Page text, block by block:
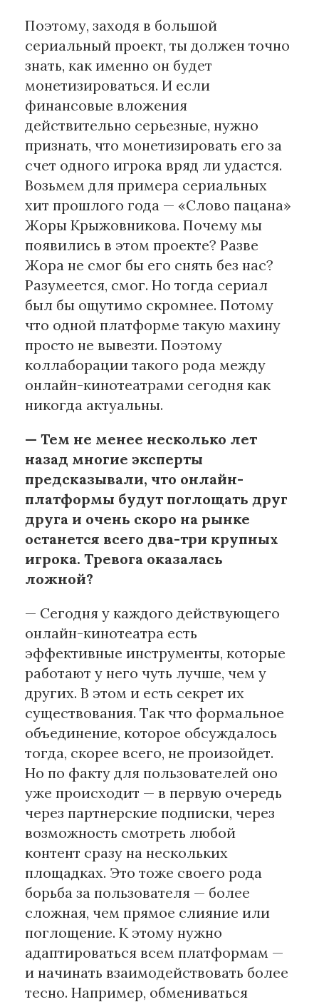
Поэтому, заходя в большой
сериальный проект, ты должен точно
знать, как именно он будет
монетизироваться. И если
финансовые вложения
действительно серьезные, нужно
признать, что монетизировать его за
счет одного игрока вряд ли удастся.
Возьмем для примера сериальных
хит прошлого года — «Слово пацана»
Жоры Крыжовникова. Почему мы
появились в этом проекте? Разве
Жора не смог бы его снять без нас?
Разумеется, смог. Но тогда сериал
был бы ощутимо скромнее. Потому
что одной платформе такую махину
просто не вывезти. Поэтому
коллаборации такого рода между
онлайн-кинотеатрами сегодня как
никогда актуальны.
— Тем не менее несколько лет
назад многие эксперты
предсказывали, что онлайн-
платформы будут поглощать друг
друга и очень скоро на рынке
останется всего два-три крупных
игрока. Тревога оказалась
ложной?
— Сегодня у каждого действующего
онлайн-кинотеатра есть
эффективные инструменты, которые
работают у него чуть лучше, чем у
других. В этом и есть секрет их
существования. Так что формальное
объединение, которое обсуждалось
тогда, скорее всего, не произойдет.
Но по факту для пользователей оно
уже происходит — в первую очередь
через партнерские подписки, через
возможность смотреть любой
контент сразу на нескольких
площадках. Это тоже своего рода
борьба за пользователя — более
сложная, чем прямое слияние или
поглощение. К этому нужно
адаптироваться всем платформам —
и начинать взаимодействовать более
тесно. Например, обмениваться